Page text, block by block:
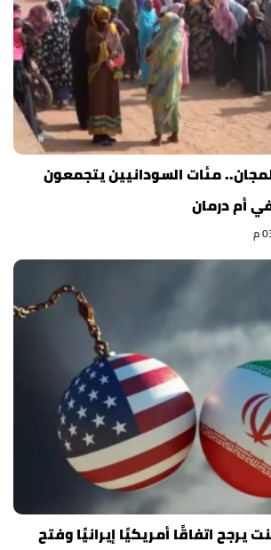
مئات السودانيين يتجمعون
أم درمان
يرجح اتفاقًا أمريكيًا إيرانيًا وفتح